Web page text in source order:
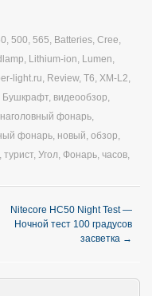
500 565 Batteries Cree
Lithium-ion Lumen
light.ru Review, T6 XM-L2
Бушкрафт видеообзор
наголовный фонарь
фонарь новый обзор
турист Угол Фонарь часов
Nitecore HC50 Night Test —
Ночной тест 100 градусов
засветка →